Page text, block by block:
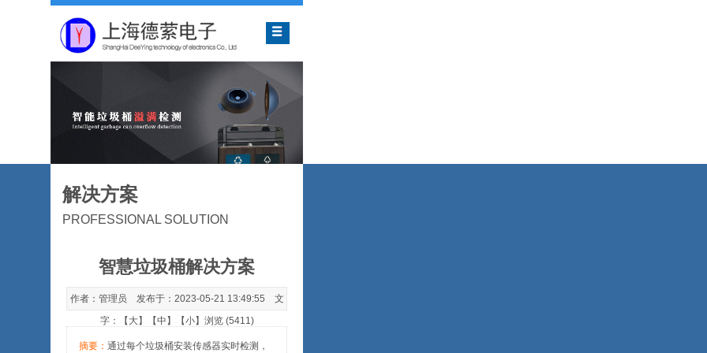
智慧垃圾桶解决方案
作者：管理员 发布于：2023-05-21 13:49:55 文
字：【 大】【中 】【小】浏览 (5411)
摘要： 通过每个垃圾桶安装传感器实时检测，
解决方案
PROFESSIONAL SOLUTION